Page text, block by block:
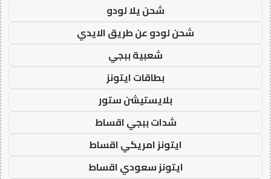
شحن يلا لودو
شحن لودو عن طريق الايدي
شعبية ببجي
بطاقات ايتونز
بلايستيشن ستور
شدات ببجي اقساط
ايتونز امريكي اقساط
ايتونز سعودي اقساط